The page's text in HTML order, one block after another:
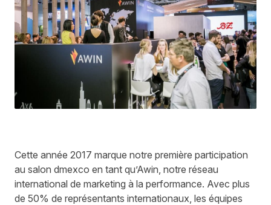
Cette année 2017 marque notre première participation
au salon dmexco en tant qu’Awin, notre réseau
international de marketing à la performance. Avec plus
de 50% de représentants internationaux, les équipes